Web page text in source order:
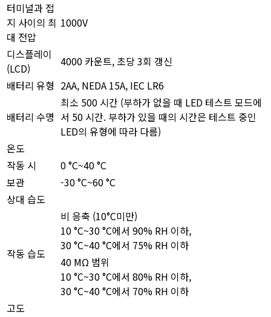
터미널과 접
지 사이의 최
대 전압
1000V
디스플레이
(LCD)
4000 카운트, 초당 3회 갱신
배터리 유형 2AA, NEDA 15A, IEC LR6
배터리 수명
최소 500 시간 (부하가 없을 때 LED 테스트 모드에
서 50 시간. 부하가 있을 때의 시간은 테스트 중인
LED의 유형에 따라 다름)
온도
작동 시
0 °C~40 °C
보관
-30 °C~60 °C
상대 습도
작동 습도
비 응축 (10°C미만)
10 °C~30 °C에서 90% RH 이하,
30 °C~40 °C에서 75% RH 이하
40 MΩ 범위
10 °C~30 °C에서 80% RH 이하,
30 °C~40 °C에서 70% RH 이하
고도